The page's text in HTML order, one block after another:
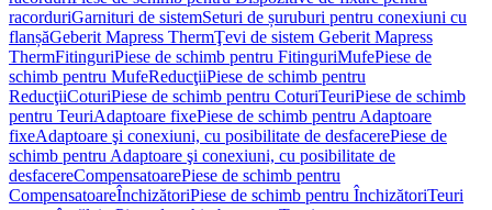
racorduriGarnituri de sistemSeturi de șuruburi pentru conexiuni cu
flanșăGeberit Mapress ThermŢevi de sistem Geberit Mapress
ThermFitinguriPiese de schimb pentru FitinguriMufePiese de
schimb pentru MufeReducţiiPiese de schimb pentru
ReducţiiCoturiPiese de schimb pentru CoturiTeuriPiese de schimb
pentru TeuriAdaptoare fixePiese de schimb pentru Adaptoare
fixeAdaptoare şi conexiuni, cu posibilitate de desfacerePiese de
schimb pentru Adaptoare şi conexiuni, cu posibilitate de
desfacereCompensatoarePiese de schimb pentru
CompensatoareÎnchizătoriPiese de schimb pentru ÎnchizătoriTeuri